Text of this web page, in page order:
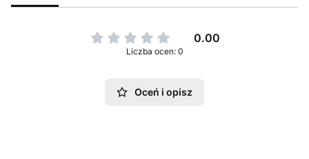
0.00
Liczba ocen: 0
Oceń i opisz